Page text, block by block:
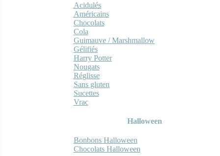
Acidulés
Américains
Chocolats
Cola
Guimauve / Marshmallow
Gélifiés
Harry Potter
Nougats
Réglisse
Sans gluten
Sucettes
Vrac
Halloween
Bonbons Halloween
Chocolats Halloween